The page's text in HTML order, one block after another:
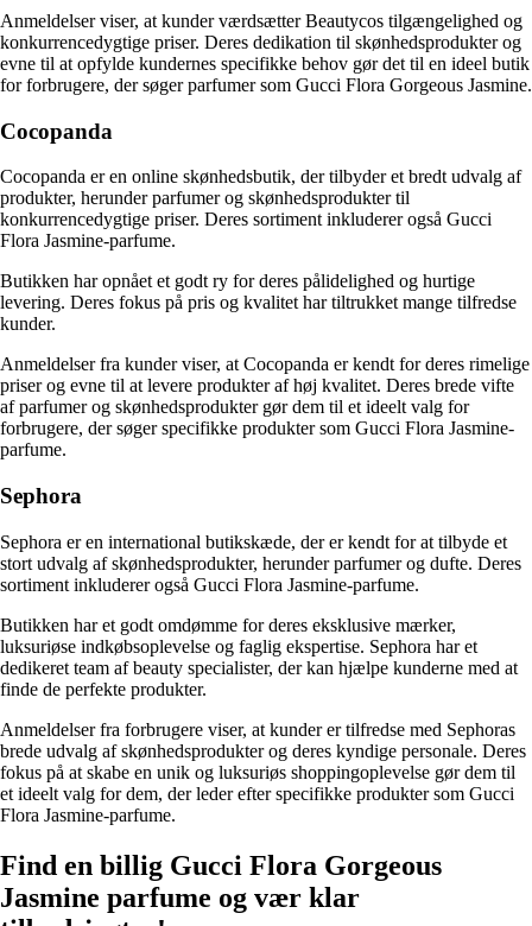
Anmeldelser viser, at kunder værdsætter Beautycos tilgængelighed og
konkurrencedygtige priser. Deres dedikation til skønhedsprodukter og
evne til at opfylde kundernes specifikke behov gør det til en ideel butik
for forbrugere, der søger parfumer som Gucci Flora Gorgeous Jasmine.
Cocopanda
Cocopanda er en online skønhedsbutik, der tilbyder et bredt udvalg af
produkter, herunder parfumer og skønhedsprodukter til
konkurrencedygtige priser. Deres sortiment inkluderer også Gucci
Flora Jasmine-parfume.
Butikken har opnået et godt ry for deres pålidelighed og hurtige
levering. Deres fokus på pris og kvalitet har tiltrukket mange tilfredse
kunder.
Anmeldelser fra kunder viser, at Cocopanda er kendt for deres rimelige
priser og evne til at levere produkter af høj kvalitet. Deres brede vifte
af parfumer og skønhedsprodukter gør dem til et ideelt valg for
forbrugere, der søger specifikke produkter som Gucci Flora Jasmine-
parfume.
Sephora
Sephora er en international butikskæde, der er kendt for at tilbyde et
stort udvalg af skønhedsprodukter, herunder parfumer og dufte. Deres
sortiment inkluderer også Gucci Flora Jasmine-parfume.
Butikken har et godt omdømme for deres eksklusive mærker,
luksuriøse indkøbsoplevelse og faglig ekspertise. Sephora har et
dedikeret team af beauty specialister, der kan hjælpe kunderne med at
finde de perfekte produkter.
Anmeldelser fra forbrugere viser, at kunder er tilfredse med Sephoras
brede udvalg af skønhedsprodukter og deres kyndige personale. Deres
fokus på at skabe en unik og luksuriøs shoppingoplevelse gør dem til
et ideelt valg for dem, der leder efter specifikke produkter som Gucci
Flora Jasmine-parfume.
Find en billig Gucci Flora Gorgeous
Jasmine parfume og vær klar